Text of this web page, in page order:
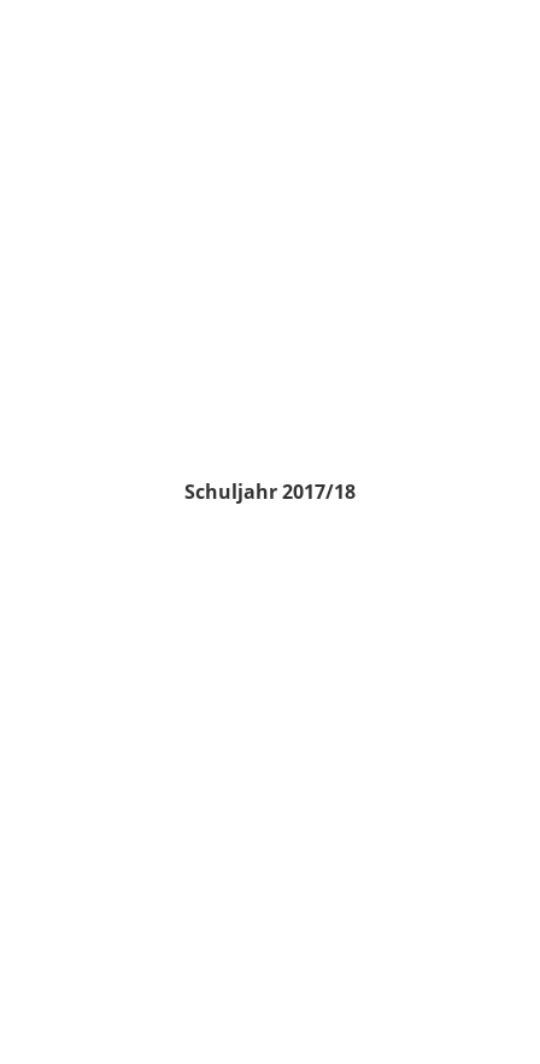
Schuljahr 2017/18